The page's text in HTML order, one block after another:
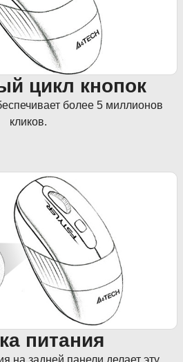
цикл кнопок
более 5 миллионов
кликов.
питания
на задней панели делает эту